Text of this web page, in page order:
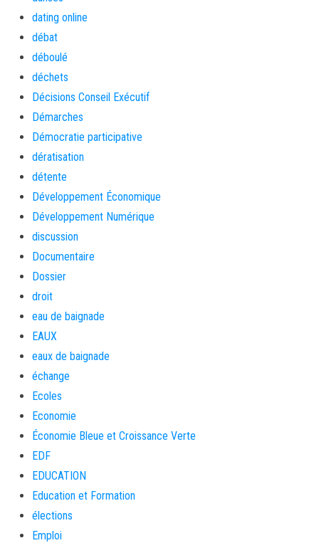
dating online
débat
déboulé
déchets
Décisions Conseil Exécutif
Démarches
Démocratie participative
dératisation
détente
Développement Économique
Développement Numérique
discussion
Documentaire
Dossier
droit
eau de baignade
EAUX
eaux de baignade
échange
Ecoles
Economie
Économie Bleue et Croissance Verte
EDF
EDUCATION
Education et Formation
élections
Emploi